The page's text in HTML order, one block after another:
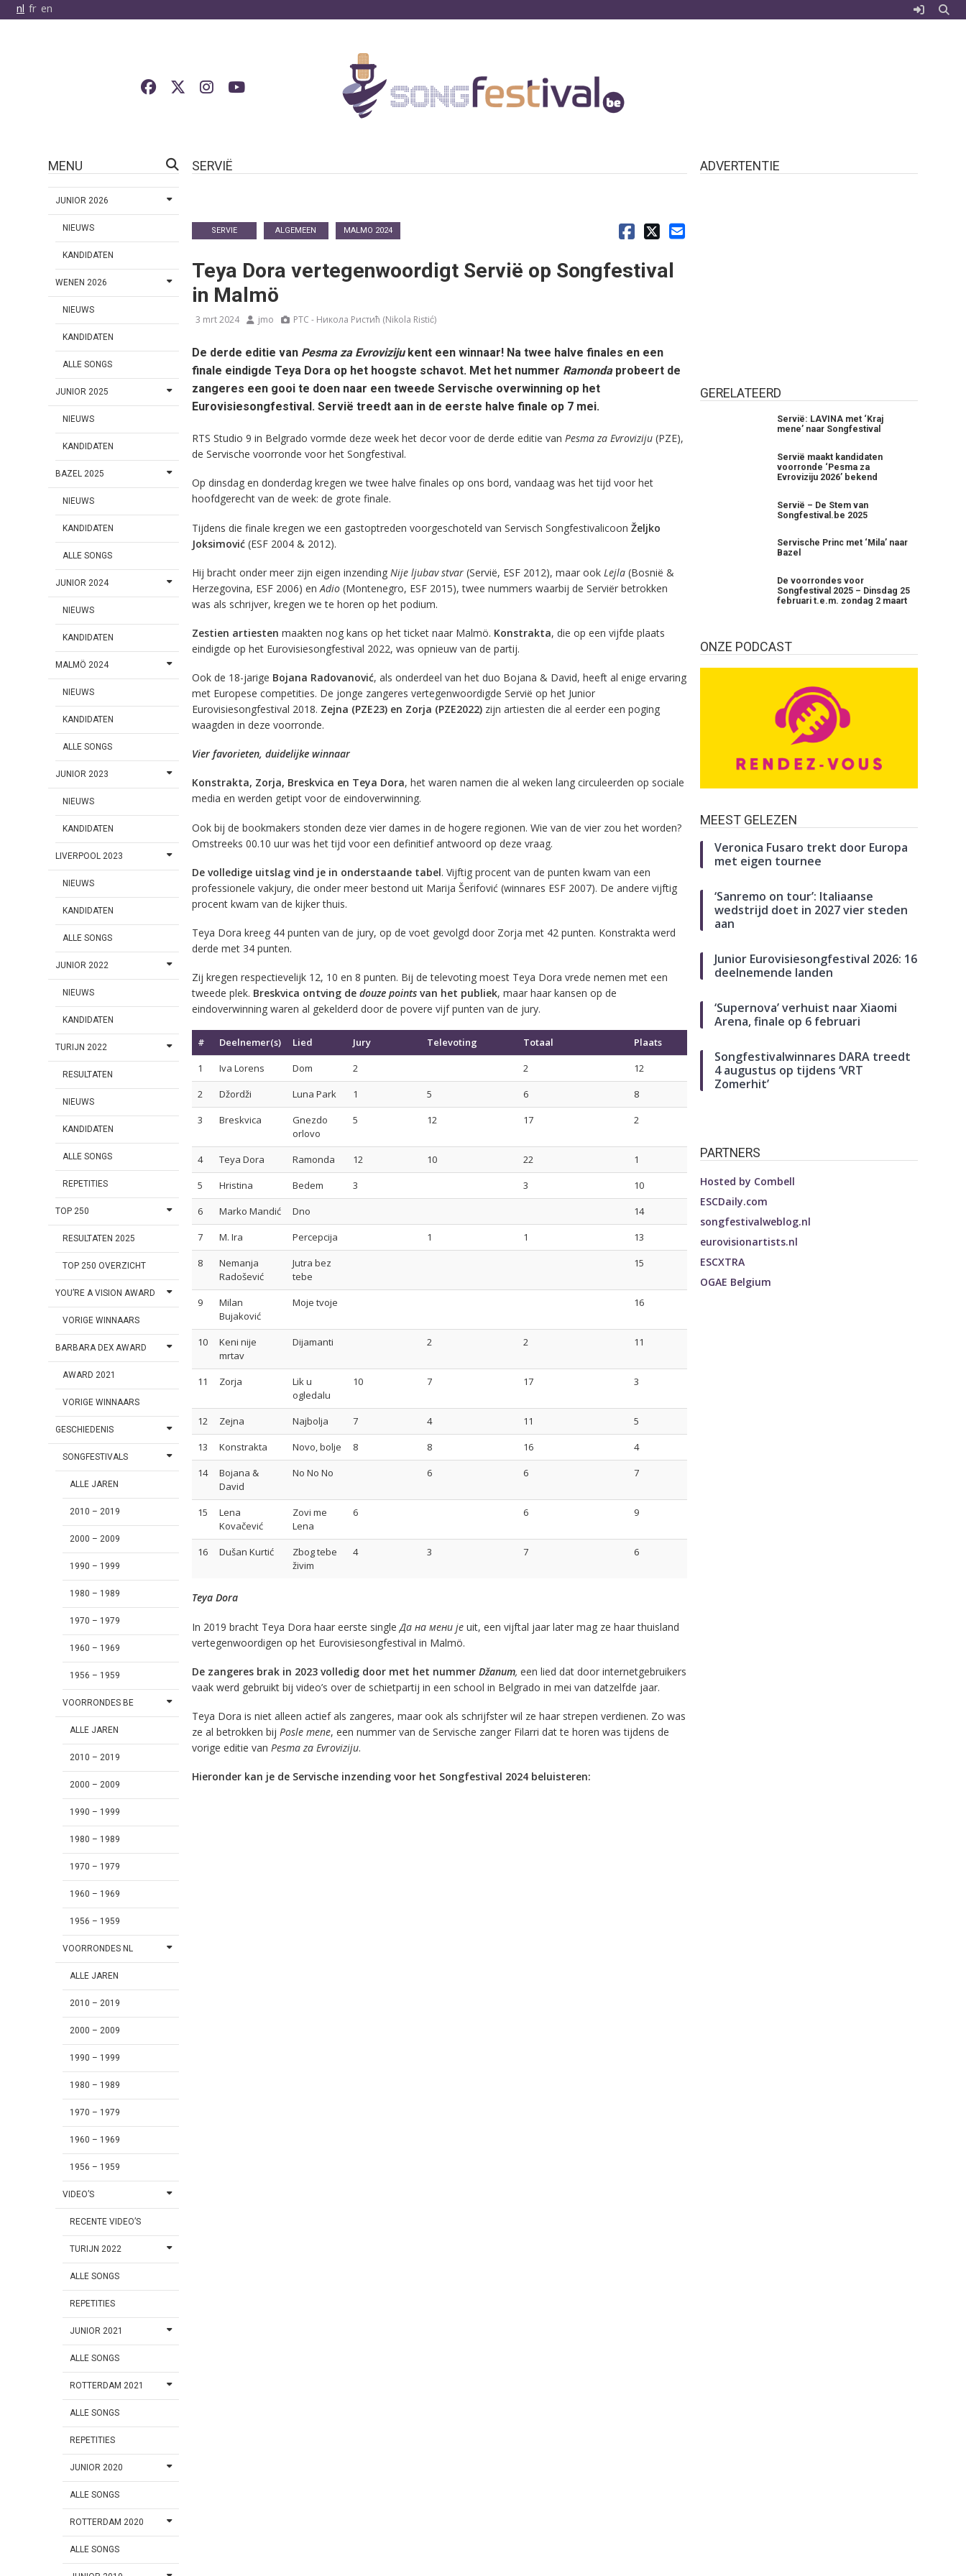
nl fr en
MENU
JUNIOR 2026
NIEUWS
KANDIDATEN
WENEN 2026
NIEUWS
KANDIDATEN
ALLE SONGS
JUNIOR 2025
NIEUWS
KANDIDATEN
BAZEL 2025
NIEUWS
KANDIDATEN
ALLE SONGS
JUNIOR 2024
NIEUWS
KANDIDATEN
MALMÖ 2024
NIEUWS
KANDIDATEN
ALLE SONGS
JUNIOR 2023
NIEUWS
KANDIDATEN
LIVERPOOL 2023
NIEUWS
KANDIDATEN
ALLE SONGS
JUNIOR 2022
NIEUWS
KANDIDATEN
TURIJN 2022
RESULTATEN
NIEUWS
KANDIDATEN
ALLE SONGS
REPETITIES
TOP 250
RESULTATEN 2025
TOP 250 OVERZICHT
YOU’RE A VISION AWARD
VORIGE WINNAARS
BARBARA DEX AWARD
AWARD 2021
VORIGE WINNAARS
GESCHIEDENIS
SONGFESTIVALS
ALLE JAREN
2010 – 2019
2000 – 2009
1990 – 1999
1980 – 1989
1970 – 1979
1960 – 1969
1956 – 1959
VOORRONDES BE
ALLE JAREN
2010 – 2019
2000 – 2009
1990 – 1999
1980 – 1989
1970 – 1979
1960 – 1969
1956 – 1959
VOORRONDES NL
ALLE JAREN
2010 – 2019
2000 – 2009
1990 – 1999
1980 – 1989
1970 – 1979
1960 – 1969
1956 – 1959
VIDEO’S
RECENTE VIDEO’S
TURIJN 2022
ALLE SONGS
REPETITIES
JUNIOR 2021
ALLE SONGS
ROTTERDAM 2021
ALLE SONGS
REPETITIES
JUNIOR 2020
ALLE SONGS
ROTTERDAM 2020
ALLE SONGS
SERVIË
SERVIE ALGEMEEN MALMO 2024
Teya Dora vertegenwoordigt Servië op Songfestival
in Malmö
3 mrt 2024 jmo РТС - Никола Ристић (Nikola Ristić)
De derde editie van Pesma za Evroviziju kent een winnaar! Na twee halve finales en een
finale eindigde Teya Dora op het hoogste schavot. Met het nummer Ramonda probeert de
zangeres een gooi te doen naar een tweede Servische overwinning op het
Eurovisiesongfestival. Servië treedt aan in de eerste halve finale op 7 mei.
RTS Studio 9 in Belgrado vormde deze week het decor voor de derde editie van Pesma za Evroviziju(PZE),
de Servische voorronde voor het Songfestival.
Op dinsdag en donderdag kregen we twee halve finales op ons bord, vandaag was het tijd voor het
hoofdgerecht van de week: de grote finale.
Tijdens die finale kregen we een gastoptreden voorgeschoteld van Servisch Songfestivalicoon Željko
Joksimović(ESF 2004 & 2012).
Hij bracht onder meer zijn eigen inzending Nije ljubav stvar(Servië, ESF 2012), maar ook Lejla(Bosnië &
Herzegovina, ESF 2006) en Adio(Montenegro, ESF 2015), twee nummers waarbij de Serviër betrokken
was als schrijver, kregen we te horen op het podium.
Zestien artiesten maakten nog kans op het ticket naar Malmö. Konstrakta, die op een vijfde plaats
eindigde op het Eurovisiesongfestival 2022, was opnieuw van de partij.
Ook de 18-jarige Bojana Radovanović, als onderdeel van het duo Bojana & David, heeft al enige ervaring
met Europese competities. De jonge zangeres vertegenwoordigde Servië op het Junior
Eurovisiesongfestival 2018. Zejna (PZE23) en Zorja (PZE2022)zijn artiesten die al eerder een poging
waagden in deze voorronde.
Vier favorieten, duidelijke winnaar
Konstrakta, Zorja, Breskvica en Teya Dora, het waren namen die al weken lang circuleerden op sociale
media en werden getipt voor de eindoverwinning.
Ook bij de bookmakers stonden deze vier dames in de hogere regionen. Wie van de vier zou het worden?
Omstreeks 00.10 uur was het tijd voor een definitief antwoord op deze vraag.
De volledige uitslag vind je in onderstaande tabel. Vijftig procent van de punten kwam van een
professionele vakjury, die onder meer bestond uit Marija Šerifović (winnares ESF 2007). De andere vijftig
procent kwam van de kijker thuis.
Teya Dora kreeg 44 punten van de jury, op de voet gevolgd door Zorja met 42 punten. Konstrakta werd
derde met 34 punten.
Zij kregen respectievelijk 12, 10 en 8 punten. Bij de televoting moest Teya Dora vrede nemen met een
tweede plek. Breskvica ontving de douze pointsvan het publiek, maar haar kansen op de
eindoverwinning waren al gekelderd door de povere vijf punten van de jury.
# Deelnemer(s) Lied Jury Televoting Totaal
Plaats
1
Iva Lorens Dom 2 2
12
2
Džordži Luna Park 1 5 6
8
3
Breskvica
Gnezdo
orlovo
5 12 17 2
4 Teya Dora Ramonda 12 10 22
1
5
Hristina Bedem 3 3
10
6
Marko Mandić Dno
14
7
M. Ira Percepcija 1 1
13
8
Nemanja
Radošević
Jutra bez
tebe
15
9
Milan
Bujaković
Moje tvoje 16
10
Keni nije
mrtav
Dijamanti 2 2 11
11 Zorja
Lik u
ogledalu
10 7 17 3
12 Zejna Najbolja 7 4 11
5
13
Konstrakta Novo, bolje 8 8 16
4
14
Bojana &
David
No No No 6 6 7
15
Lena
Kovačević
Zovi me
Lena
6 6 9
16 Dušan Kurtić
Zbog tebe
živim
4 3 7 6
Teya Dora
In 2019 bracht Teya Dora haar eerste single Да на мени јеuit, een vijftal jaar later mag ze haar thuisland
vertegenwoordigen op het Eurovisiesongfestival in Malmö.
De zangeres brak in 2023 volledig door met het nummer Džanum, een lied dat door internetgebruikers
vaak werd gebruikt bij video’s over de schietpartij in een school in Belgrado in mei van datzelfde jaar.
Teya Dora is niet alleen actief als zangeres, maar ook als schrijfster wil ze haar strepen verdienen. Zo was
ze al betrokken bij Posle mene, een nummer van de Servische zanger Filarri dat te horen was tijdens de
vorige editie van Pesma za Evroviziju.
Hieronder kan je de Servische inzending voor het Songfestival 2024 beluisteren:
ADVERTENTIE
GERELATEERD
Servië: LAVINA met ‘Kraj
mene’ naar Songfestival
Servië maakt kandidaten
voorronde ‘Pesma za
Evroviziju 2026’ bekend
Servië – De Stem van
Songfestival.be 2025
Servische Princ met ‘Mila’ naar
Bazel
De voorrondes voor
Songfestival 2025 – Dinsdag 25
februari t.e.m. zondag 2 maart
ONZE PODCAST
MEEST GELEZEN
Veronica Fusaro trekt door Europa
met eigen tournee
‘Sanremo on tour’: Italiaanse
wedstrijd doet in 2027 vier steden
aan
Junior Eurovisiesongfestival 2026: 16
deelnemende landen
‘Supernova’ verhuist naar Xiaomi
Arena, finale op 6 februari
Songfestivalwinnares DARA treedt
4 augustus op tijdens ‘VRT
Zomerhit’
PARTNERS
Hosted by Combell
ESCDaily.com
songfestivalweblog.nl
eurovisionartists.nl
ESCXTRA
OGAE Belgium